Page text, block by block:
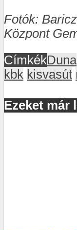
Fotók:
Központ
CímkékDuna
kbk kisvasút
Ezeket már